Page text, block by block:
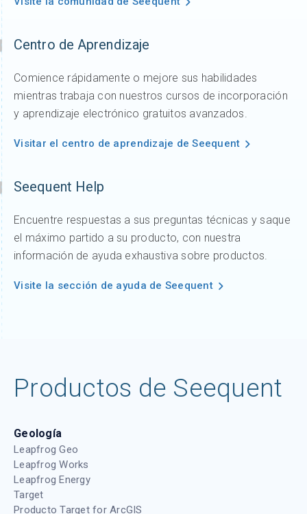
Centro de Aprendizaje
Comience rápidamente o mejore sus habilidades
mientras trabaja con nuestros cursos de incorporación
y aprendizaje electrónico gratuitos avanzados.
Visitar el centro de aprendizaje de Seequent
Seequent Help
Encuentre respuestas a sus preguntas técnicas y saque
el máximo partido a su producto, con nuestra
información de ayuda exhaustiva sobre productos.
Visite la sección de ayuda de Seequent
Productos de Seequent
Geología
Leapfrog Geo
Leapfrog Works
Leapfrog Energy
Target
Producto Target for ArcGIS